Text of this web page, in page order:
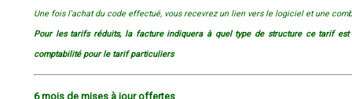
Une fois l'achat du code effectué, vous recevrez un lien vers le logiciel et une
Pour les tarifs réduits, la facture indiquera à quel type de structure ce tarif
comptabilité pour le tarif particuliers
6 mois de mises à jour offertes